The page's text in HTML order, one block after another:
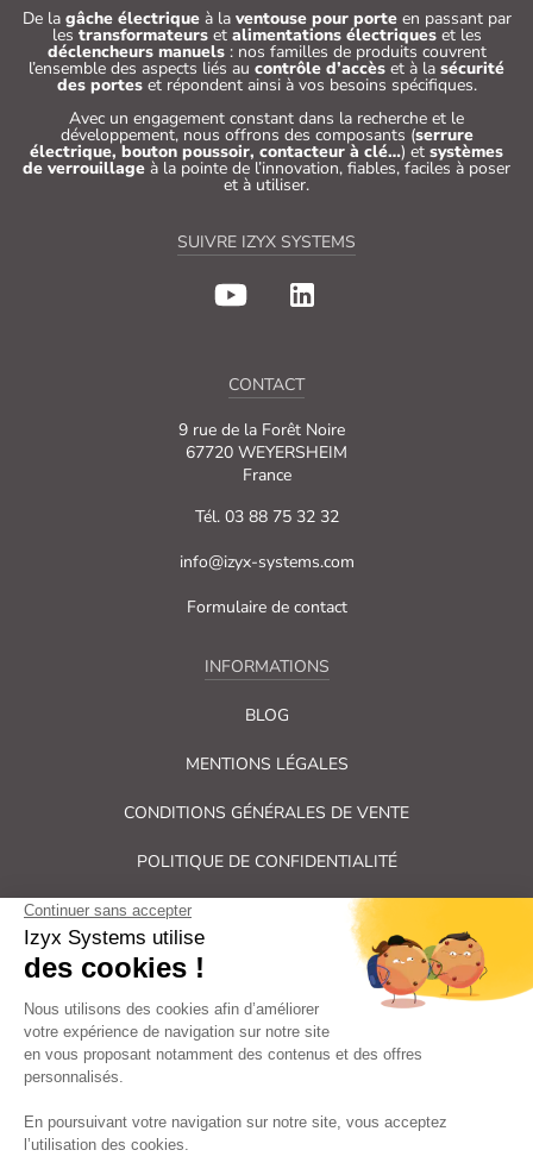
De la gâche électriqueà la ventouse pour porteen passant par
les transformateurset alimentations électriqueset les
déclencheurs manuels: nos familles de produits couvrent
l’ensemble des aspects liés au contrôle d’accès et à la sécurité
des porteset répondent ainsi à vos besoins spécifiques.
Avec un engagement constant dans la recherche et le
développement, nous offrons des composants (serrure
électrique, bouton poussoir, contacteur à clé…) et systèmes
de verrouillage à la pointe de l’innovation, fiables, faciles à poser
et à utiliser.
SUIVRE IZYX SYSTEMS
CONTACT
9 rue de la Forêt Noire
67720 WEYERSHEIM
France
Tél. 03 88 75 32 32
info@izyx-systems.com
Formulaire de contact
INFORMATIONS
BLOG
MENTIONS LÉGALES
CONDITIONS GÉNÉRALES DE VENTE
POLITIQUE DE CONFIDENTIALITÉ
Tous droits réservés Izyx Systems ©
Contrôle des accès et verrouillage de porte : serrure électrique,
gâche électrique, ventouse électromagnétique